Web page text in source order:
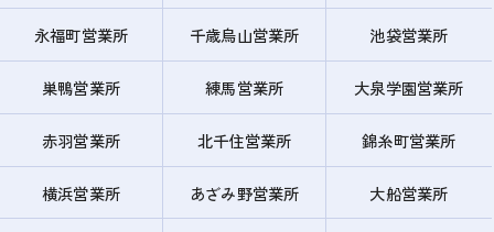
永福町営業所 千歳烏山営業所 池袋営業所
巣鴨営業所 練馬営業所 大泉学園営業所
赤羽営業所 北千住営業所 錦糸町営業所
横浜営業所 あざみ野営業所 大船営業所